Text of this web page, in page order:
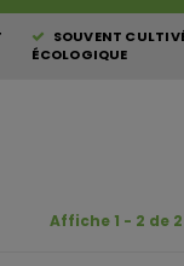
SOUVENT
ÉCOLOGIQUE
Affiche 1 - 2 de 2